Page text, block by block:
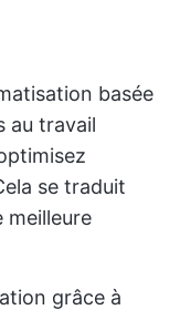
basée
au travail
se traduit
meilleure
grâce à